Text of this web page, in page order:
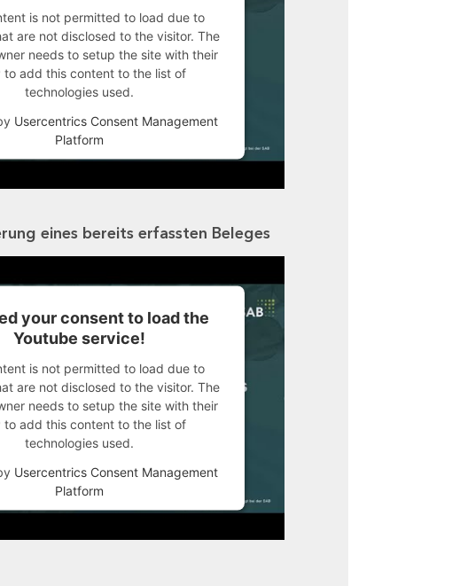
is not permitted to load due to
are not disclosed to the visitor. The
needs to setup the site with their
to add this content to the list of
technologies used.
Usercentrics Consent Management
Platform
eines bereits erfassten Beleges
your consent to load the
Youtube service!
is not permitted to load due to
are not disclosed to the visitor. The
needs to setup the site with their
to add this content to the list of
technologies used.
Usercentrics Consent Management
Platform